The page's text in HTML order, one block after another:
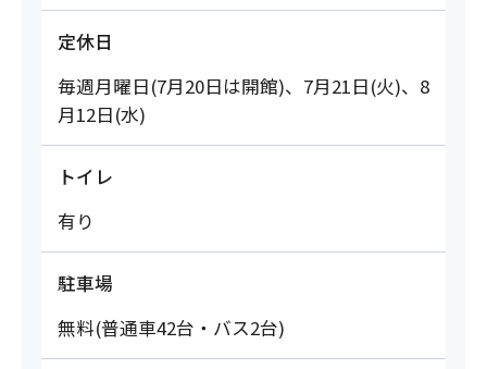
定休日
毎週月曜日(7月20日は開館)、7月21日(火)、8
月12日(水)
トイレ
有り
駐車場
無料(普通車42台・バス2台)